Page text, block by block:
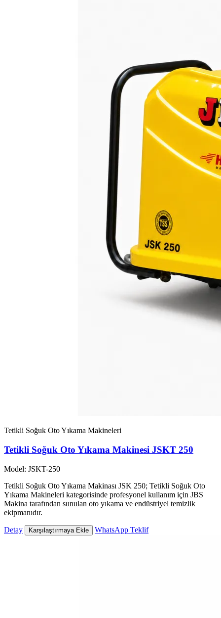
Tetikli Soğuk Oto Yıkama Makineleri
Tetikli Soğuk Oto Yıkama Makinesi JSKT 250
Model: JSKT-250
Tetikli Soğuk Oto Yıkama Makinası JSK 250; Tetikli Soğuk Oto
Yıkama Makineleri kategorisinde profesyonel kullanım için JBS
Makina tarafından sunulan oto yıkama ve endüstriyel temizlik
ekipmanıdır.
Detay Karşılaştırmaya Ekle WhatsApp Teklif